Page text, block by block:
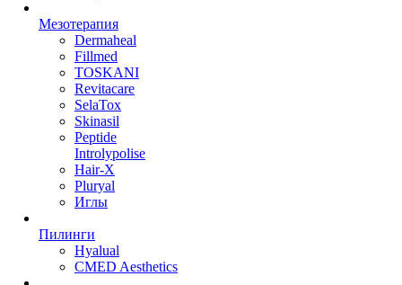
Мезотерапия
Dermaheal
Fillmed
TOSKANI
Revitacare
SelaTox
Skinasil
Peptide
Introlypolise
Hair-X
Pluryal
Иглы
Пилинги
Hyalual
CMED Aesthetics